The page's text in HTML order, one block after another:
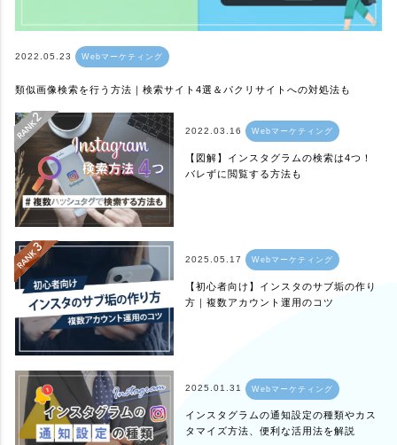
2022.05.23 Webマーケティング
類似画像検索を行う方法｜検索サイト4選＆パクリサイトへの対処法も
2022.03.16 Webマーケティング
【図解】インスタグラムの検索は4つ！
バレずに閲覧する方法も
2025.05.17 Webマーケティング
【初心者向け】インスタのサブ垢の作り
方｜複数アカウント運用のコツ
2025.01.31 Webマーケティング
インスタグラムの通知設定の種類やカス
タマイズ方法、便利な活用法を解説